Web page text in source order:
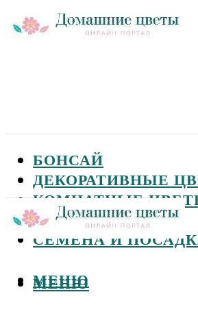
БОНСАЙ
ДЕКОРАТИВНЫЕ
КОМНАТНЫЕ
САДОВЫЕ ЦВЕТЫ
СЕМЕНА И
МЕНЮ
МЕНЮ